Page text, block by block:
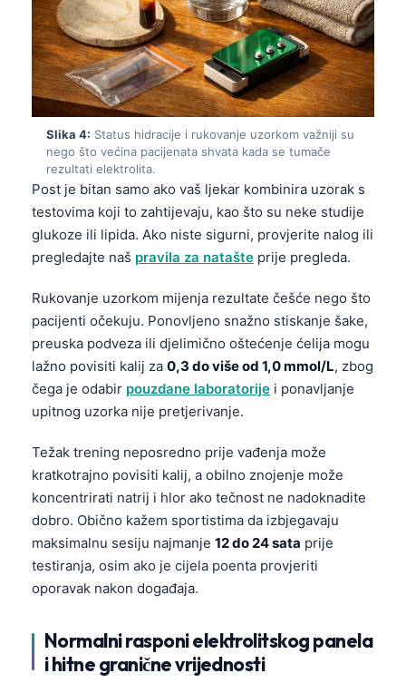
Slika 4: Status hidracije i rukovanje uzorkom važniji su
nego što većina pacijenata shvata kada se tumače
rezultati elektrolita.
Post je bitan samo ako vaš ljekar kombinira uzorak s
testovima koji to zahtijevaju, kao što su neke studije
glukoze ili lipida. Ako niste sigurni, provjerite nalog ili
pregledajte naš pravila za natašte prije pregleda.
Rukovanje uzorkom mijenja rezultate češće nego što
pacijenti očekuju. Ponovljeno snažno stiskanje šake,
preuska podveza ili djelimično oštećenje ćelija mogu
lažno povisiti kalij za 0,3 do više od 1,0 mmol/L, zbog
čega je odabir pouzdane laboratorije i ponavljanje
upitnog uzorka nije pretjerivanje.
Težak trening neposredno prije vađenja može
kratkotrajno povisiti kalij, a obilno znojenje može
koncentrirati natrij i hlor ako tečnost ne nadoknadite
dobro. Obično kažem sportistima da izbjegavaju
maksimalnu sesiju najmanje 12 do 24 sata prije
testiranja, osim ako je cijela poenta provjeriti
oporavak nakon događaja.
Normalni rasponi elektrolitskog panela
i hitne granične vrijednosti